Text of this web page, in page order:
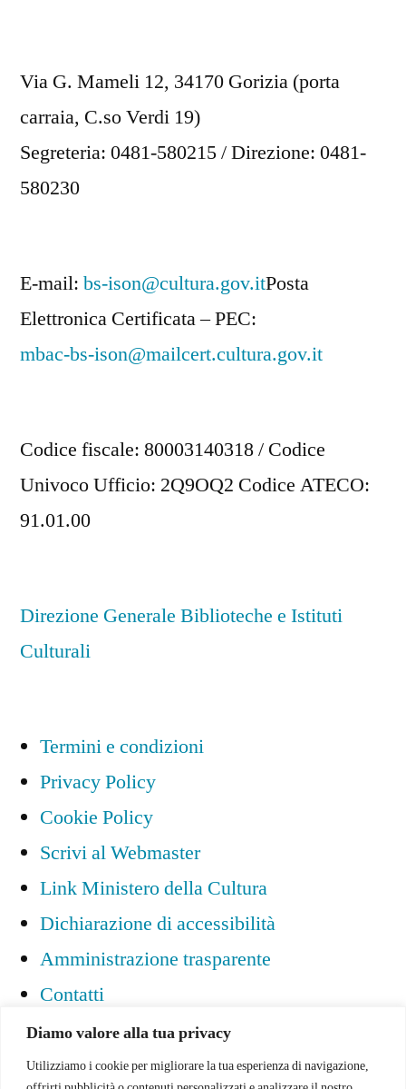
Diamo valore alla tua privacy
Utilizziamo i cookie per migliorare la tua esperienza di navigazione,
Via G. Mameli 12, 34170 Gorizia (porta
carraia, C.so Verdi 19)
Segreteria: 0481-580215 / Direzione: 0481-
580230
E-mail: bs-ison@cultura.gov.itPosta
Elettronica Certificata – PEC:
mbac-bs-ison@mailcert.cultura.gov.it
Codice fiscale: 80003140318 / Codice
Univoco Ufficio: 2Q9OQ2 Codice ATECO:
91.01.00
Direzione Generale Biblioteche e Istituti
Culturali
Termini e condizioni
Privacy Policy
Cookie Policy
Scrivi al Webmaster
Link Ministero della Cultura
Dichiarazione di accessibilità
Amministrazione trasparente
Contatti